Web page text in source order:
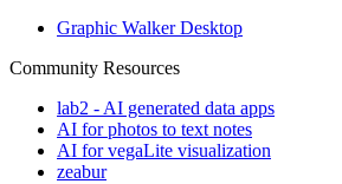
Graphic Walker Desktop
Community Resources
lab2 - AI generated data apps
AI for photos to text notes
AI for vegaLite visualization
zeabur